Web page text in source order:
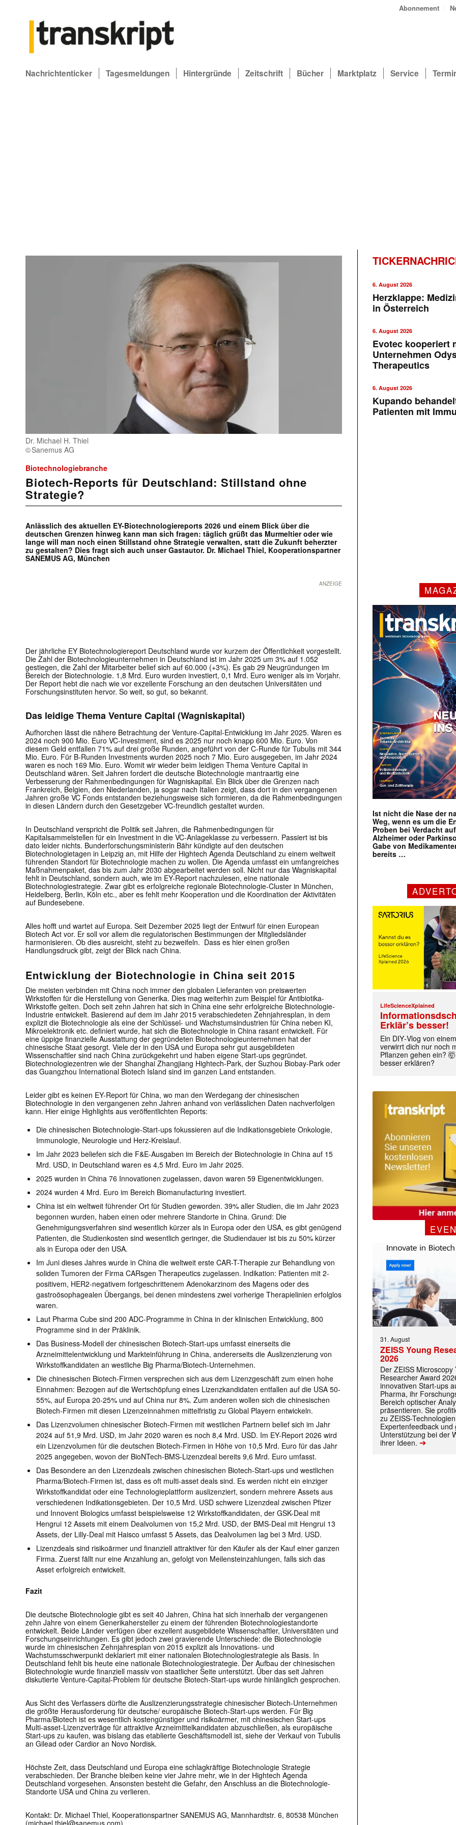
Mit dem |transkript-Newsletter jede Woche aktuell
E-
Mail
(erforderlich)
Abonnement
Nachrichtenticker Tagesmeldungen Hintergründe Zeitschrift Bücher Marktplatz Service
Dr. Michael H. Thiel
Sanemus AG
Biotechnologiebranche
Biotech-Reports für Deutschland: Stillstand ohne
Strategie?
Anlässlich des aktuellen EY-Biotechnologiereports 2026 und einem Blick über die
deutschen Grenzen hinweg kann man sich fragen: täglich grüßt das Murmeltier oder wie
lange will man noch einen Stillstand ohne Strategie verwalten, statt die Zukunft beherzter
zu gestalten? Dies fragt sich auch unser Gastautor. Dr. Michael Thiel, Kooperationspartner
SANEMUS AG, München
ANZEIGE
Der jährliche EY Biotechnologiereport Deutschland wurde vor kurzem der Öffentlichkeit vorgestellt.
Die Zahl der Biotechnologieunternehmen in Deutschland ist im Jahr 2025 um 3% auf 1.052
gestiegen, die Zahl der Mitarbeiter belief sich auf 60.000 (+3%). Es gab 29 Neugründungen im
Bereich der Biotechnologie. 1,8 Mrd. Euro wurden investiert, 0,1 Mrd. Euro weniger als im Vorjahr.
Der Report hebt die nach wie vor exzellente Forschung an den deutschen Universitäten und
Forschungsinstituten hervor. So weit, so gut, so bekannt.
Das leidige Thema Venture Capital (Wagniskapital)
Aufhorchen lässt die nähere Betrachtung der Venture-Capital-Entwicklung im Jahr 2025. Waren es
2024 noch 900 Mio. Euro VC-Investment, sind es 2025 nur noch knapp 600 Mio. Euro. Von
diesem Geld entfallen 71% auf drei große Runden, angeführt von der C-Runde für Tubulis mit 344
Mio. Euro. Für B-Runden Investments wurden 2025 noch 7 Mio. Euro ausgegeben, im Jahr 2024
waren es noch 169 Mio. Euro. Womit wir wieder beim leidigen Thema Venture Capital in
Deutschland wären. Seit Jahren fordert die deutsche Biotechnologie mantraartig eine
Verbesserung der Rahmenbedingungen für Wagniskapital. Ein Blick über die Grenzen nach
Frankreich, Belgien, den Niederlanden, ja sogar nach Italien zeigt, dass dort in den vergangenen
Jahren große VC Fonds entstanden beziehungsweise sich formieren, da die Rahmenbedingungen
in diesen Ländern durch den Gesetzgeber VC-freundlich gestaltet wurden.
In Deutschland verspricht die Politik seit Jahren, die Rahmenbedingungen für
Kapitalsammelstellen für ein Investment in die VC-Anlageklasse zu verbessern. Passiert ist bis
dato leider nichts. Bunderforschungsministerin Bähr kündigte auf den deutschen
Biotechnologietagen in Leipzig an, mit Hilfe der Hightech Agenda Deutschland zu einem weltweit
führenden Standort für Biotechnologie machen zu wollen. Die Agenda umfasst ein umfangreiches
Maßnahmenpaket, das bis zum Jahr 2030 abgearbeitet werden soll. Nicht nur das Wagniskapital
fehlt in Deutschland, sondern auch, wie im EY-Report nachzulesen, eine nationale
Biotechnologiestrategie. Zwar gibt es erfolgreiche regionale Biotechnologie-Cluster in München,
Heidelberg, Berlin, Köln etc., aber es fehlt mehr Kooperation und die Koordination der Aktivitäten
auf Bundesebene.
Alles hofft und wartet auf Europa. Seit Dezember 2025 liegt der Entwurf für einen European
Biotech Act vor. Er soll vor allem die regulatorischen Bestimmungen der Mitgliedsländer
harmonisieren. Ob dies ausreicht, steht zu bezweifeln. Dass es hier einen großen
Handlungsdruck gibt, zeigt der Blick nach China.
Entwicklung der Biotechnologie in China seit 2015
Die meisten verbinden mit China noch immer den globalen Lieferanten von preiswerten
Wirkstoffen für die Herstellung von Generika. Dies mag weiterhin zum Beispiel für Antibiotika-
Wirkstoffe gelten. Doch seit zehn Jahren hat sich in China eine sehr erfolgreiche Biotechnologie-
Industrie entwickelt. Basierend auf dem im Jahr 2015 verabschiedeten Zehnjahresplan, in dem
explizit die Biotechnologie als eine der Schlüssel- und Wachstumsindustrien für China neben KI,
Mikroelektronik etc. definiert wurde, hat sich die Biotechnologie in China rasant entwickelt. Für
eine üppige finanzielle Ausstattung der gegründeten Biotechnologieunternehmen hat der
chinesische Staat gesorgt. Viele der in den USA und Europa sehr gut ausgebildeten
Wissenschaftler sind nach China zurückgekehrt und haben eigene Start-ups gegründet.
Biotechnologiezentren wie der Shanghai Zhangjiang Hightech-Park, der Suzhou Biobay-Park oder
das Guangzhou International Biotech Island sind im ganzen Land entstanden.
Leider gibt es keinen EY-Report für China, wo man den Werdegang der chinesischen
Biotechnologie in den vergangenen zehn Jahren anhand von verlässlichen Daten nachverfolgen
kann. Hier einige Highlights aus veröffentlichten Reports:
Die chinesischen Biotechnologie-Start-ups fokussieren auf die Indikationsgebiete Onkologie,
Immunologie, Neurologie und Herz-Kreislauf.
Im Jahr 2023 beliefen sich die F&E-Ausgaben im Bereich der Biotechnologie in China auf 15
Mrd. USD, in Deutschland waren es 4,5 Mrd. Euro im Jahr 2025.
2025 wurden in China 76 Innovationen zugelassen, davon waren 59 Eigenentwicklungen.
2024 wurden 4 Mrd. Euro im Bereich Biomanufacturing investiert.
China ist ein weltweit führender Ort für Studien geworden. 39% aller Studien, die im Jahr 2023
begonnen wurden, haben einen oder mehrere Standorte in China. Grund: Die
Genehmigungsverfahren sind wesentlich kürzer als in Europa oder den USA, es gibt genügend
Patienten, die Studienkosten sind wesentlich geringer, die Studiendauer ist bis zu 50% kürzer
als in Europa oder den USA.
Im Juni dieses Jahres wurde in China die weltweit erste CAR-T-Therapie zur Behandlung von
soliden Tumoren der Firma CARsgen Therapeutics zugelassen. Indikation: Patienten mit 2-
positivem, HER2-negativem fortgeschrittenem Adenokarzinom des Magens oder des
gastroösophagealen Übergangs, bei denen mindestens zwei vorherige Therapielinien erfolglos
waren.
Laut Pharma Cube sind 200 ADC-Programme in China in der klinischen Entwicklung, 800
Programme sind in der Präklinik.
Das Business-Modell der chinesischen Biotech-Start-ups umfasst einerseits die
Arzneimittelentwicklung und Markteinführung in China, andererseits die Auslizenzierung von
Wirkstoffkandidaten an westliche Big Pharma/Biotech-Unternehmen.
Die chinesischen Biotech-Firmen versprechen sich aus dem Lizenzgeschäft zum einen hohe
Einnahmen: Bezogen auf die Wertschöpfung eines Lizenzkandidaten entfallen auf die USA 50-
55%, auf Europa 20-25% und auf China nur 8%. Zum anderen wollen sich die chinesischen
Biotech-Firmen mit diesen Lizenzeinnahmen mittelfristig zu Global Playern entwickeln.
Das Lizenzvolumen chinesischer Biotech-Firmen mit westlichen Partnern belief sich im Jahr
2024 auf 51,9 Mrd. USD, im Jahr 2020 waren es noch 8,4 Mrd. USD. Im EY-Report 2026 wird
ein Lizenzvolumen für die deutschen Biotech-Firmen in Höhe von 10,5 Mrd. Euro für das Jahr
2025 angegeben, wovon der BioNTech-BMS-Lizenzdeal bereits 9,6 Mrd. Euro umfasst.
Das Besondere an den Lizenzdeals zwischen chinesischen Biotech-Start-ups und westlichen
Pharma/Biotech-Firmen ist, dass es oft multi-asset deals sind. Es werden nicht ein einziger
Wirkstoffkandidat oder eine Technologieplattform auslizenziert, sondern mehrere Assets aus
verschiedenen Indikationsgebieten. Der 10,5 Mrd. USD schwere Lizenzdeal zwischen Pfizer
und Innovent Biologics umfasst beispielsweise 12 Wirkstoffkandidaten, der GSK-Deal mit
Hengrui 12 Assets mit einem Dealvolumen von 15,2 Mrd. USD, der BMS-Deal mit Hengrui 13
Assets, der Lilly-Deal mit Haisco umfasst 5 Assets, das Dealvolumen lag bei 3 Mrd. USD.
Lizenzdeals sind risikoärmer und finanziell attraktiver für den Käufer als der Kauf einer ganzen
Firma. Zuerst fällt nur eine Anzahlung an, gefolgt von Meilensteinzahlungen, falls sich das
Asset erfolgreich entwickelt.
Fazit
Die deutsche Biotechnologie gibt es seit 40 Jahren, China hat sich innerhalb der vergangenen
zehn Jahre von einem Generikahersteller zu einem der führenden Biotechnologiestandorte
entwickelt. Beide Länder verfügen über exzellent ausgebildete Wissenschaftler, Universitäten und
Forschungseinrichtungen. Es gibt jedoch zwei gravierende Unterschiede: die Biotechnologie
wurde im chinesischen Zehnjahresplan von 2015 explizit als Innovations- und
Wachstumsschwerpunkt deklariert mit einer nationalen Biotechnologiestrategie als Basis. In
Deutschland fehlt bis heute eine nationale Biotechnologiestrategie. Der Aufbau der chinesischen
Biotechnologie wurde finanziell massiv von staatlicher Seite unterstützt. Über das seit Jahren
diskutierte Venture-Capital-Problem für deutsche Biotech-Start-ups wurde hinlänglich gesprochen.
Aus Sicht des Verfassers dürfte die Auslizenzierungsstrategie chinesischer Biotech-Unternehmen
die größte Herausforderung für deutsche/ europäische Biotech-Start-ups werden. Für Big
Pharma/Biotech ist es wesentlich kostengünstiger und risikoärmer, mit chinesischen Start-ups
Multi-asset-Lizenzverträge für attraktive Arzneimittelkandidaten abzuschließen, als europäische
Start-ups zu kaufen, was bislang das etablierte Geschäftsmodell ist, siehe der Verkauf von Tubulis
an Gilead oder Cardior an Novo Nordisk.
Höchste Zeit, dass Deutschland und Europa eine schlagkräftige Biotechnologie Strategie
verabschieden. Der Branche bleiben keine vier Jahre mehr, wie in der Hightech Agenda
Deutschland vorgesehen. Ansonsten besteht die Gefahr, den Anschluss an die Biotechnologie-
Standorte USA und China zu verlieren.
Kontakt: Dr. Michael Thiel, Kooperationspartner SANEMUS AG, Mannhardtstr. 6, 80538 München
6. August 2026
Herzklappe:
in Österreich
6. August 2026
Evotec kooperiert
Unternehmen
Therapeutics
6. August 2026
Kupando
Patienten mit
Ist nicht die Nase der
Weg, wenn es um die
Proben bei Verdacht
Alzheimer oder
Gabe von
bereits …
LifeScienceXplained
Erklär’s besser!
Ein DIY‑Vlog von
verwirrt dich nur noch
Pflanzen gehen ein?
besser erklären?
31. August
ZEISS Young
2026
Der ZEISS Microscopy
Researcher Award
innovativen Start-ups
Pharma, ihr
Bereich optischer
präsentieren. Sie
zu ZEISS-
Expertenfeedback und
Unterstützung bei der
ihrer Ideen. ➔